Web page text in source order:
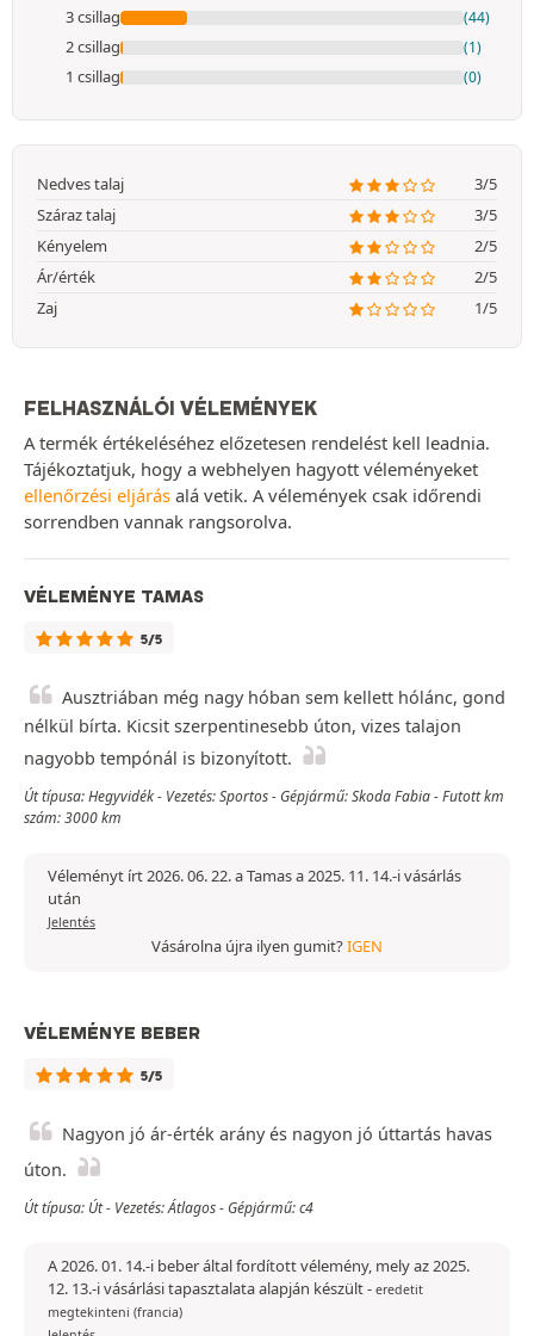
3 csillag (44)
2 csillag (1)
1 csillag (0)
Nedves talaj
3/5
Száraz talaj
3/5
Kényelem
2/5
Ár/érték
2/5
Zaj
1/5
FELHASZNÁLÓI VÉLEMÉNYEK
A termék értékeléséhez előzetesen rendelést kell leadnia.
Tájékoztatjuk, hogy a webhelyen hagyott véleményeket
ellenőrzési eljárás alá vetik. A vélemények csak időrendi
sorrendben vannak rangsorolva.
VÉLEMÉNYE TAMAS
5/5
Ausztriában még nagy hóban sem kellett hólánc, gond
nélkül bírta. Kicsit szerpentinesebb úton, vizes talajon
nagyobb tempónál is bizonyított.
Út típusa: Hegyvidék - Vezetés: Sportos - Gépjármű: Skoda Fabia - Futott km
szám: 3000 km
Véleményt írt 2026. 06. 22. a Tamas a 2025. 11. 14.-i vásárlás
után
Jelentés
Vásárolna újra ilyen gumit?IGEN
VÉLEMÉNYE BEBER
5/5
Nagyon jó ár-érték arány és nagyon jó úttartás havas
úton.
Út típusa: Út - Vezetés: Átlagos - Gépjármű: c4
A 2026. 01. 14.-i beber által fordított vélemény, mely az 2025.
12. 13.-i vásárlási tapasztalata alapján készült- eredetit
megtekinteni (francia)